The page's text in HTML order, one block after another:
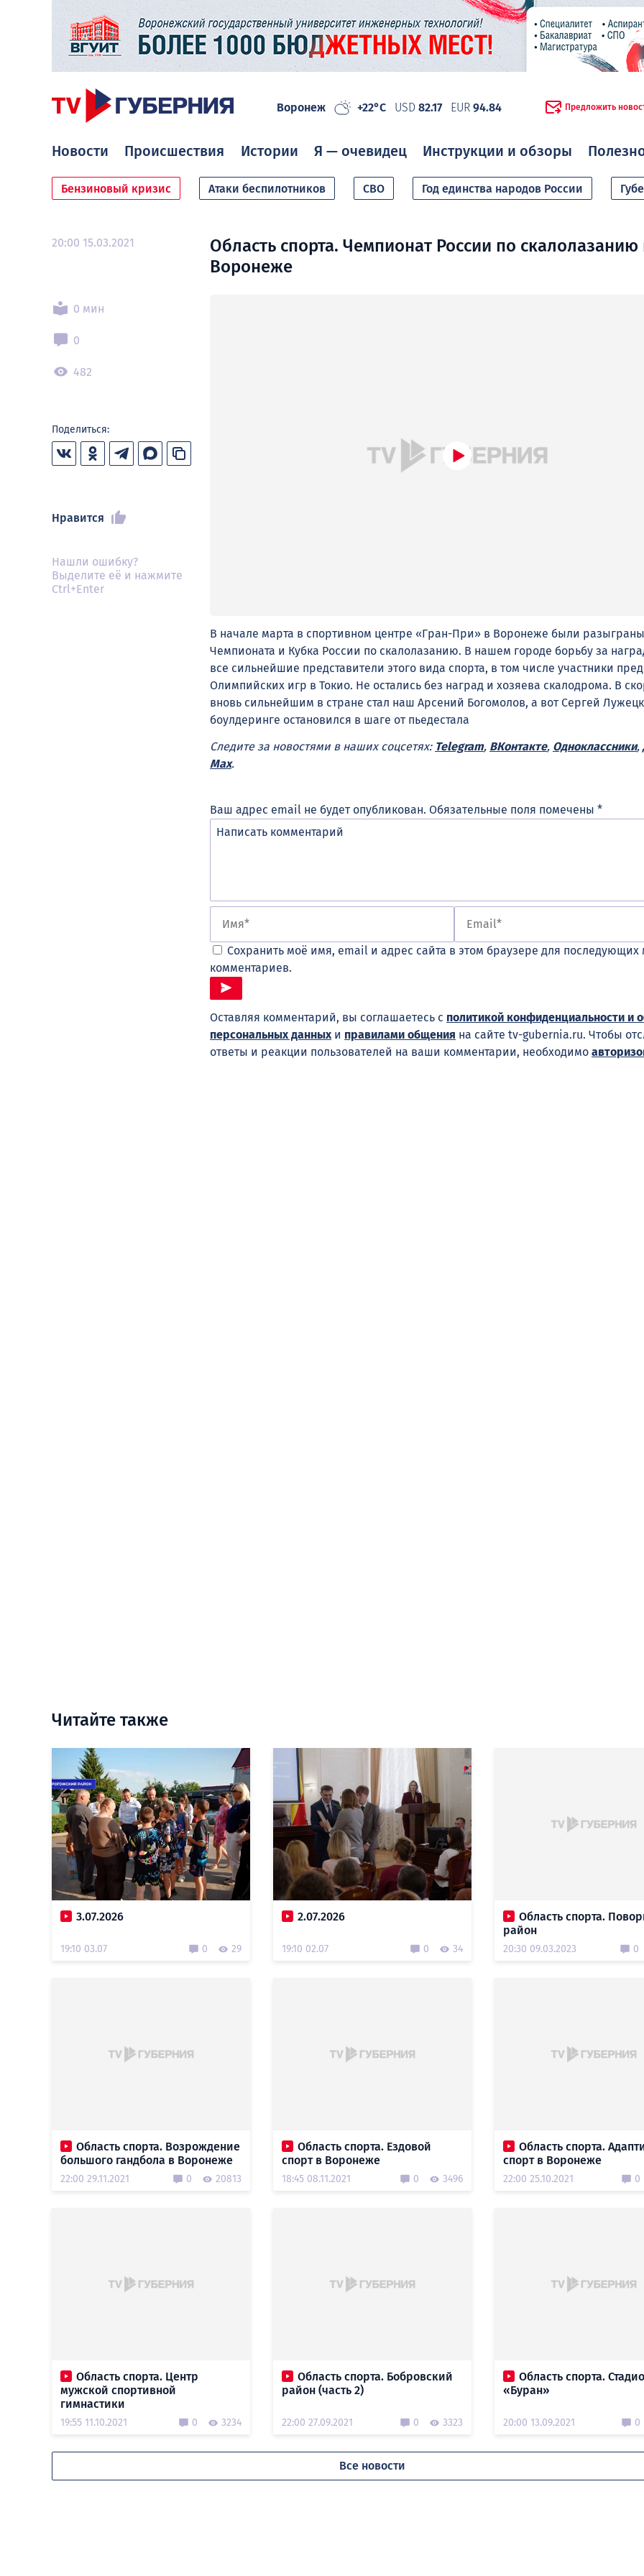
Воронеж +22°C USD 82.17 EUR 94.84 Предложить
Новости Происшествия Истории Я — очевидец Инструкции и обзоры
Бензиновый кризис Атаки беспилотников СВО Год единства народов России
20:00 15.03.2021
0 мин
0
482
Поделиться:
Нравится
Нашли ошибку?
Выделите её и нажмите
Ctrl+Enter
Область спорта. Чемпионат России по скалолазанию
Воронеже
В начале марта в спортивном центре «Гран-При» в Воронеже были
Чемпионата и Кубка России по скалолазанию. В нашем городе борьбу за
все сильнейшие представители этого вида спорта, в том числе участники
Олимпийских игр в Токио. Не остались без наград и хозяева скалодрома. В
вновь сильнейшим в стране стал наш Арсений Богомолов, а вот Сергей
боулдеринге остановился в шаге от пьедестала
Следите за новостями в наших соцсетях: Telegram, ВКонтакте, Одноклассники,
Max.
Ваш адрес email не будет опубликован. Обязательные поля помечены *
Сохранить моё имя, email и адрес сайта в этом браузере для последующих
комментариев.
Оставляя комментарий, вы соглашаетесь с политикой конфиденциальности и
персональных данных и правилами общения на сайте tv-gubernia.ru. Чтобы
ответы и реакции пользователей на ваши комментарии, необходимо
Читайте также
3.07.2026
19:10 03.07 0 29
2.07.2026
19:10 02.07 0 34
Область спорта.
район
20:30 09.03.2023 0
Область спорта. Возрождение
большого гандбола в Воронеже
22:00 29.11.2021 0 20813
Область спорта. Ездовой
спорт в Воронеже
18:45 08.11.2021 0 3496
Область спорта.
спорт в Воронеже
22:00 25.10.2021 0
Область спорта. Центр
мужской спортивной
гимнастики
19:55 11.10.2021 0 3234
Область спорта. Бобровский
район (часть 2)
22:00 27.09.2021 0 3323
Область спорта.
«Буран»
20:00 13.09.2021 0
Все новости